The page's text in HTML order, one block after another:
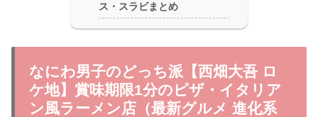
ス・スラビまとめ
なにわ男子のどっち派【西畑大吾 ロ
ケ地】賞味期限1分のピザ・イタリア
ン風ラーメン店（最新グルメ 進化系